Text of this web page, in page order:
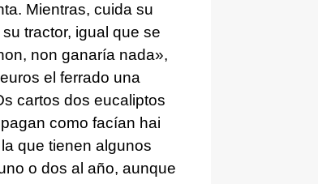
Mientras, cuida su
tractor, igual que se
non ganaría nada»,
el ferrado una
cartos dos eucaliptos
como facían hai
que tienen algunos
o dos al año, aunque